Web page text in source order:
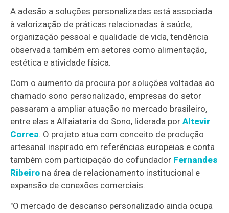
A adesão a soluções personalizadas está associada
à valorização de práticas relacionadas à saúde,
organização pessoal e qualidade de vida, tendência
observada também em setores como alimentação,
estética e atividade física.
Com o aumento da procura por soluções voltadas ao
chamado sono personalizado, empresas do setor
passaram a ampliar atuação no mercado brasileiro,
entre elas a Alfaiataria do Sono, liderada porAltevir
Correa. O projeto atua com conceito de produção
artesanal inspirado em referências europeias e conta
também com participação do cofundador Fernandes
Ribeiro na área de relacionamento institucional e
expansão de conexões comerciais.
"O mercado de descanso personalizado ainda ocupa